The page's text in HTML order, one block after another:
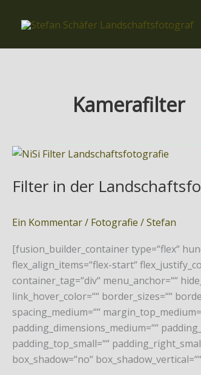
Inhalt
Kamerafilter
Filter in der
Ein Kommentar/ Fotografie /Stefan
[fusion_builder_container type=“flex“
flex_align_items=“flex-start“
container_tag=“div“ menu_anchor=““
link_hover_color=““ border_sizes=““
spacing_medium=““
padding_dimensions_medium=““
padding_top_small=““
box_shadow=“no“
Filter
der